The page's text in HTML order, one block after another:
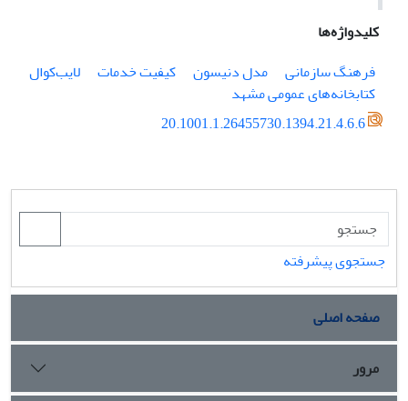
کلیدواژه‌ها
فرهنگ سازمانی
مدل دنیسون کیفیت خدمات
لایب‌کوال
کتابخانه‌های عمومی مشهد
20.1001.1.26455730.1394.21.4.6.6
جستجوی پیشرفته
صفحه اصلی
مرور